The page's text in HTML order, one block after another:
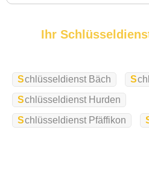
N Nadine H. aus Aadorf
Ihr
Schlüsseldienst Bäch
Schlüsseldienst Hurden
Schlüsseldienst Pfäffikon